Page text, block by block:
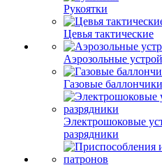
Рукоятки
Цевья тактические
Аэрозольные
Газовые
Электрошоковые
разрядники